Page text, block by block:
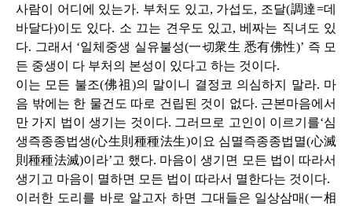
사람이 어디에 있는가. 부처도 있고, 가섭도, 조달(調達=데
바달다)이도 있다. 소 끄는 견우도 있고, 베짜는 직녀도 있
다. 그래서 ‘일체중생 실유불성(一切衆生 悉有佛性)’ 즉 모
든 중생이 다 부처의 본성이 있다고 하는 것이다.
이는 모든 불조(佛祖)의 말이니 결정코 의심하지 말라. 마
음 밖에는 한 물건도 따로 건립된 것이 없다. 근본마음에서
만 가지 법이 생기는 것이다. 그러므로 고인이 이르기를‘심
생즉종종법생(心生則種種法生)이요 심멸즉종종법멸(心滅
則種種法滅)이라’고 했다. 마음이 생기면 모든 법이 따라서
생기고 마음이 멸하면 모든 법이 따라서 멸한다는 것이다.
이러한 도리를 바로 알고자 하면 그대들은 일상삼매(一相